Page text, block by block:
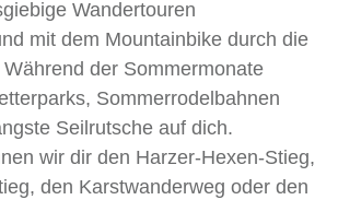
Wandertouren
mit dem Mountainbike durch die
der Sommermonate
Sommerrodelbahnen
Seilrutsche auf dich.
wir dir den Harzer-Hexen-Stieg,
den Karstwanderweg oder den